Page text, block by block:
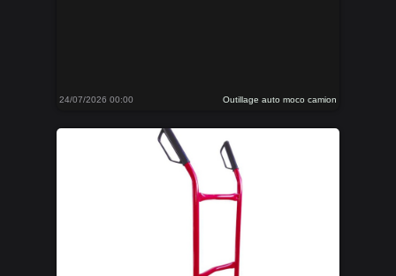
24/07/2026 00:00 Outillage auto moco camion